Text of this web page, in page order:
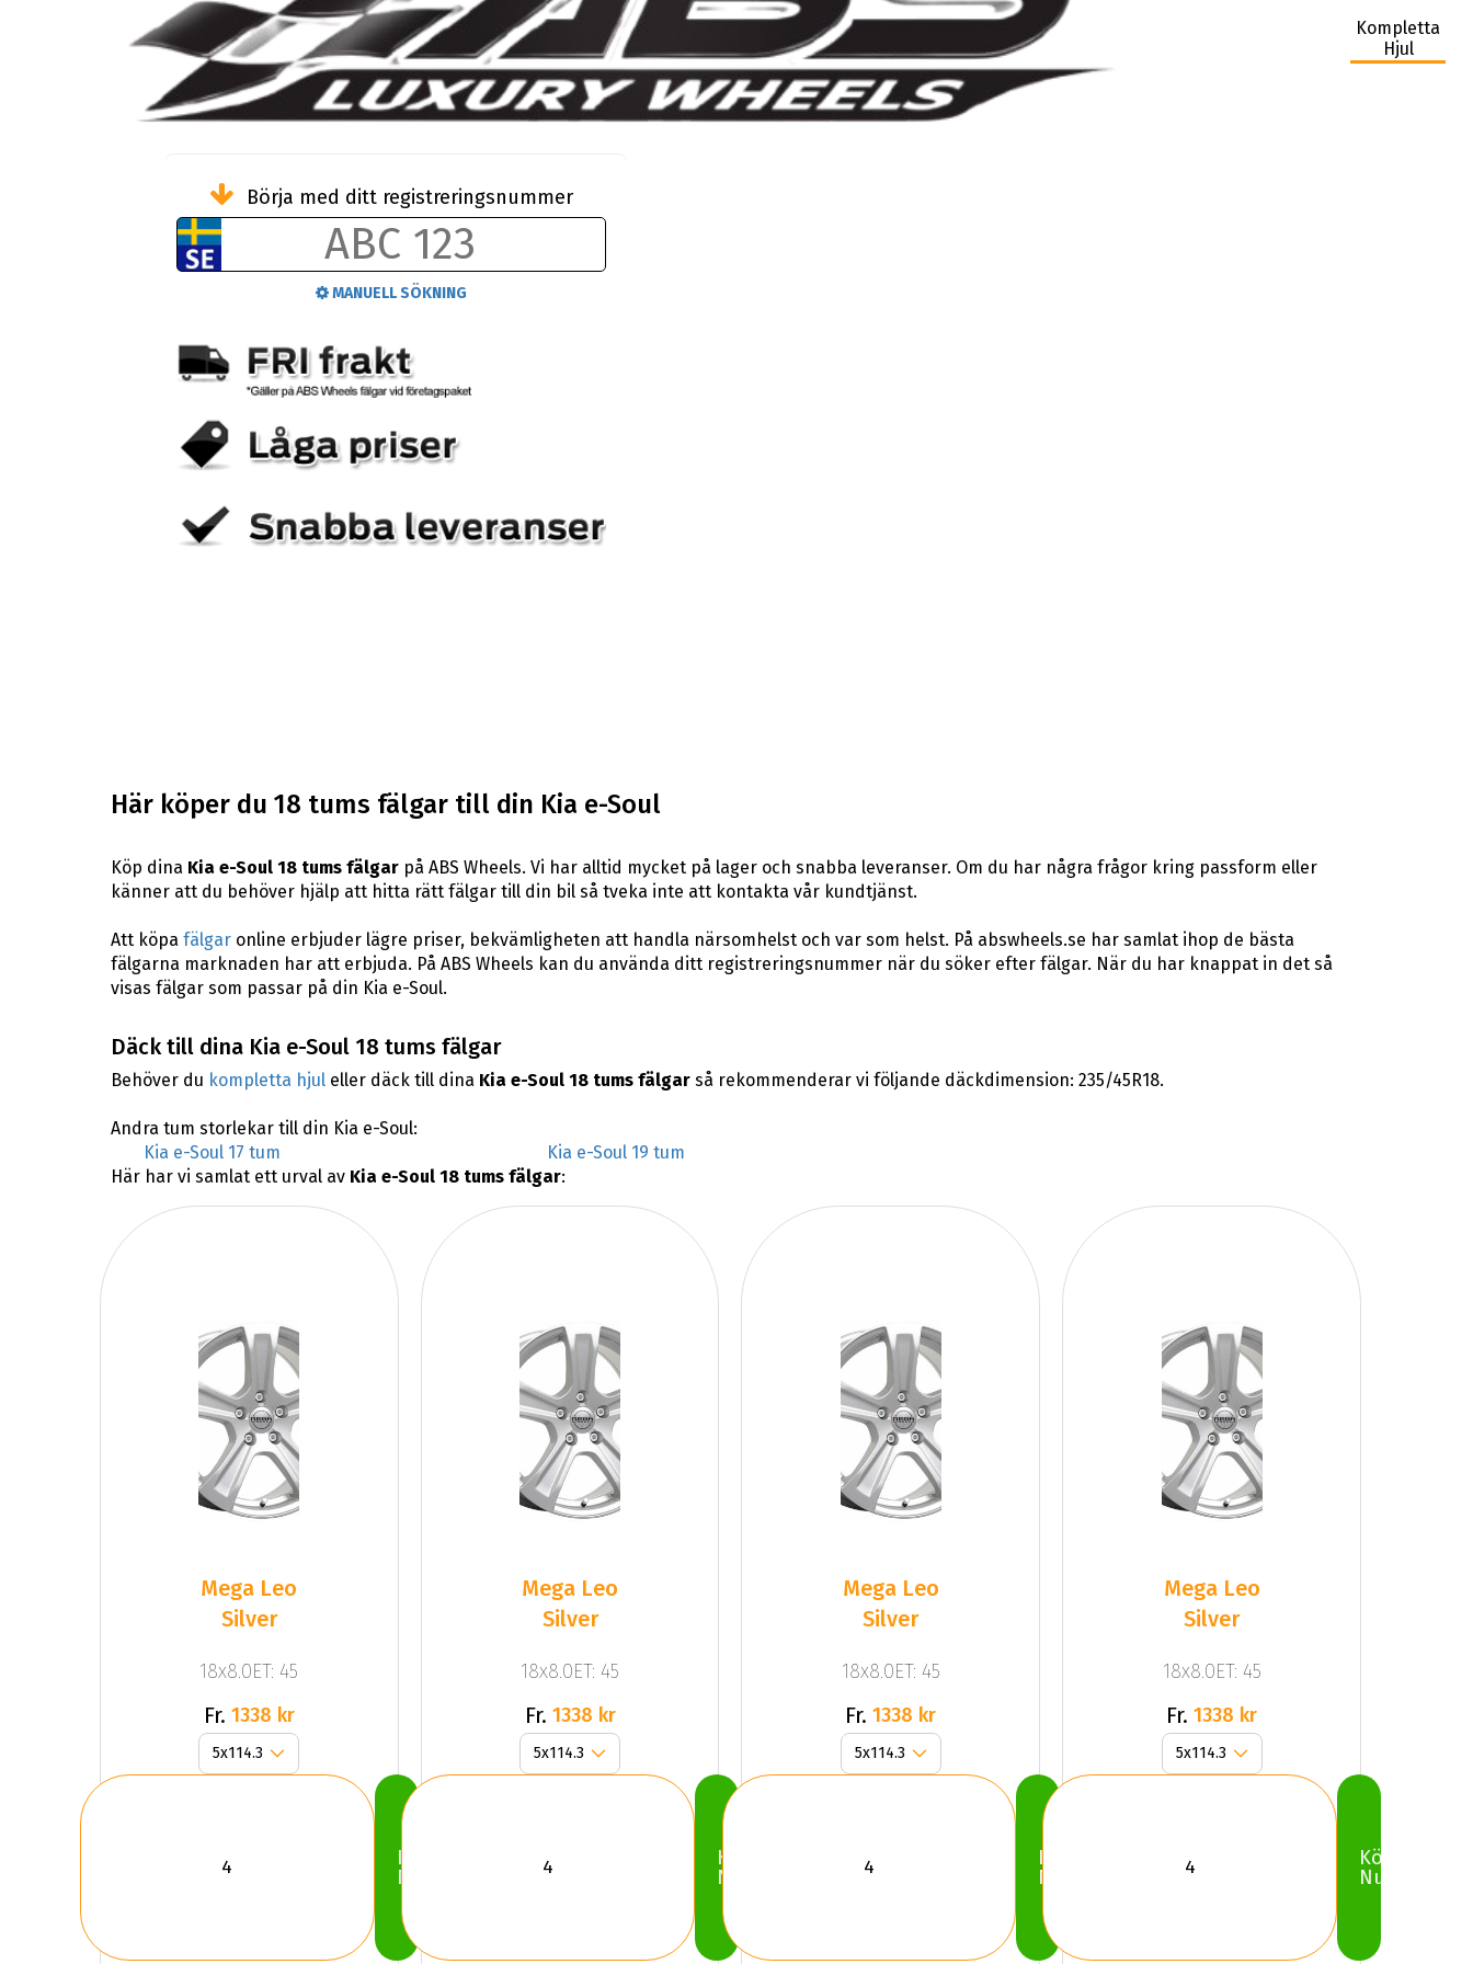
Kompletta
Hjul
Börja med ditt registreringsnummer
MANUELL SÖKNING
Här köper du 18 tums fälgar till din Kia e-Soul
Köp dina Kia e-Soul 18 tums fälgarpå ABS Wheels. Vi har alltid mycket på lager och snabba leveranser. Om du har några frågor kring passform eller
känner att du behöver hjälp att hitta rätt fälgar till din bil så tveka inte att kontakta vår kundtjänst.
Att köpa fälgaronline erbjuder lägre priser, bekvämligheten att handla närsomhelst och var som helst. På abswheels.se har samlat ihop de bästa
fälgarna marknaden har att erbjuda. På ABS Wheels kan du använda ditt registreringsnummer när du söker efter fälgar. När du har knappat in det så
visas fälgar som passar på din Kia e-Soul.
Däck till dina Kia e-Soul 18 tums fälgar
Behöver du kompletta hjuleller däck till dina Kia e-Soul 18 tums fälgarså rekommenderar vi följande däckdimension: 235/45R18.
Andra tum storlekar till din Kia e-Soul:
Kia e-Soul 17 tum
Kia e-Soul 19 tum
Här har vi samlat ett urval av Kia e-Soul 18 tums fälgar:
Mega Leo
Silver
18x8.0ET: 45
Fr. 1338 kr
Köp
Nu
Mega Leo
Silver
18x8.0ET: 45
Fr. 1338 kr
Köp
Nu
Mega Leo
Silver
18x8.0ET: 45
Fr. 1338 kr
Köp
Nu
Mega Leo
Silver
18x8.0ET: 45
Fr. 1338 kr
Köp
Nu